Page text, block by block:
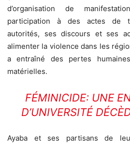
d’organisation de
participation à des actes de
autorités, ses discours et ses
alimenter la violence dans les
a entraîné des pertes
matérielles.
FÉMINICIDE: UNE
D’UNIVERSITÉ
Ayaba et ses partisans de